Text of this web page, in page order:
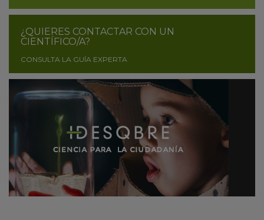
¿QUIERES CONTACTAR CON UN
CIENTÍFICO/A?
CONSULTA LA GUÍA EXPERTA